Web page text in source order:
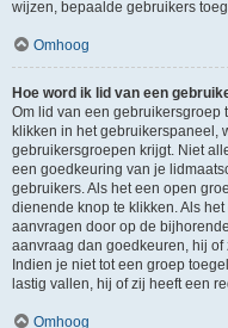
wijzen, bepaalde gebruikers
Omhoog
Hoe word ik lid van een
Om lid van een gebruikersgroep
klikken in het gebruikerspaneel,
gebruikersgroepen krijgt. Niet
een goedkeuring van je
gebruikers. Als het een open
dienende knop te klikken. Als
aanvragen door op de
aanvraag dan goedkeuren, hij
Indien je niet tot een groep
lastig vallen, hij of zij heeft een
Omhoog